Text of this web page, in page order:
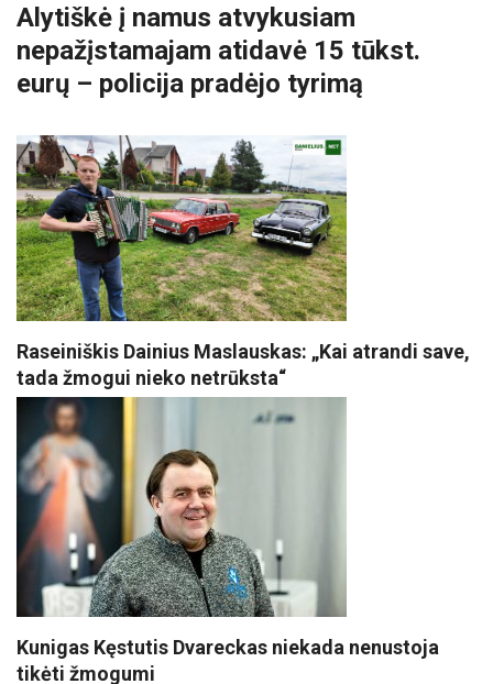
Alytiškė į namus atvykusiam
nepažįstamajam atidavė 15 tūkst.
eurų – policija pradėjo tyrimą
Raseiniškis Dainius Maslauskas: „Kai atrandi save,
tada žmogui nieko netrūksta“
Kunigas Kęstutis Dvareckas niekada nenustoja
tikėti žmogumi